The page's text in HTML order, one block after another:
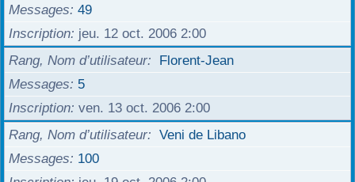
Messages
49
Inscription
jeu. 12 oct. 2006 2:00
Rang, Nom d’utilisateur
Florent-Jean
Messages
5
Inscription ven. 13 oct. 2006 2:00
Rang, Nom d’utilisateur
Veni de Libano
Messages
100